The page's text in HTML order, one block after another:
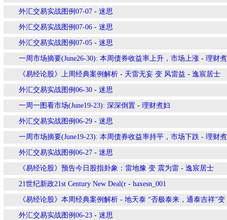
外汇交易实战图例07-07 - 迷思
外汇交易实战图例07-06 - 迷思
外汇交易实战图例07-05 - 迷思
一周市场摘要(June26-30): 本周债券收益率上升，市场上涨 - 理财
《易经论股》上周经典案例解析 - 天雷无妄 变 风雷益 - 逸宸居士
外汇交易实战图例06-30 - 迷思
一周一图看市场(June19-23): 深深倒置 - 理财煮妇
外汇交易实战图例06-29 - 迷思
一周市场摘要(June19-23): 本周债券收益率持平，市场下跌 - 理财
外汇交易实战图例06-27 - 迷思
《易经论股》预告今日股指卦象：雷地豫 变 震为雷 - 逸宸居士
21世纪新政21st Century New Deal(r - haxesn_001
《易经论股》本周经典案例解析 - 地天泰 “否极泰来，通泰吉祥”
外汇交易实战图例06-23 - 迷思